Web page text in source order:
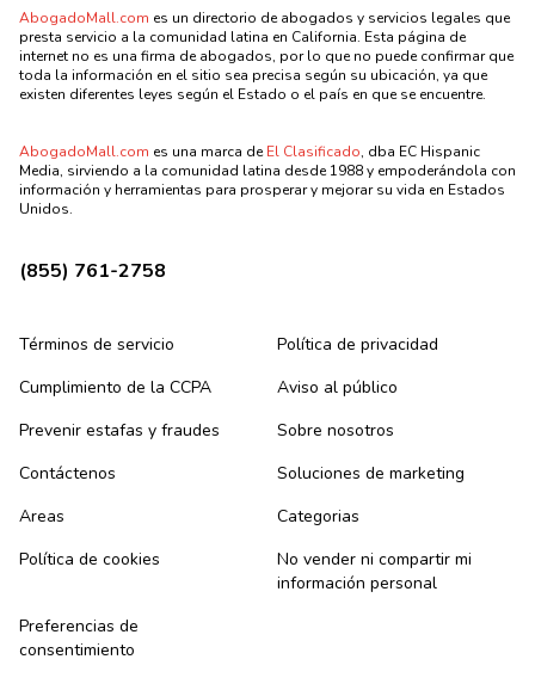
AbogadoMall.com es un directorio de abogados y servicios legales que
presta servicio a la comunidad latina en California. Esta página de
internet no es una firma de abogados, por lo que no puede confirmar que
toda la información en el sitio sea precisa según su ubicación, ya que
existen diferentes leyes según el Estado o el país en que se encuentre.
AbogadoMall.com es una marca deEl Clasificado, dba EC Hispanic
Media, sirviendo a la comunidad latina desde 1988 y empoderándola con
información y herramientas para prosperar y mejorar su vida en Estados
Unidos.
(855) 761-2758
Términos de servicio
Política de privacidad
Cumplimiento de la CCPA
Aviso al público
Prevenir estafas y fraudes
Sobre nosotros
Contáctenos
Soluciones de marketing
Areas
Categorias
Política de cookies
No vender ni compartir mi
información personal
Preferencias de
consentimiento